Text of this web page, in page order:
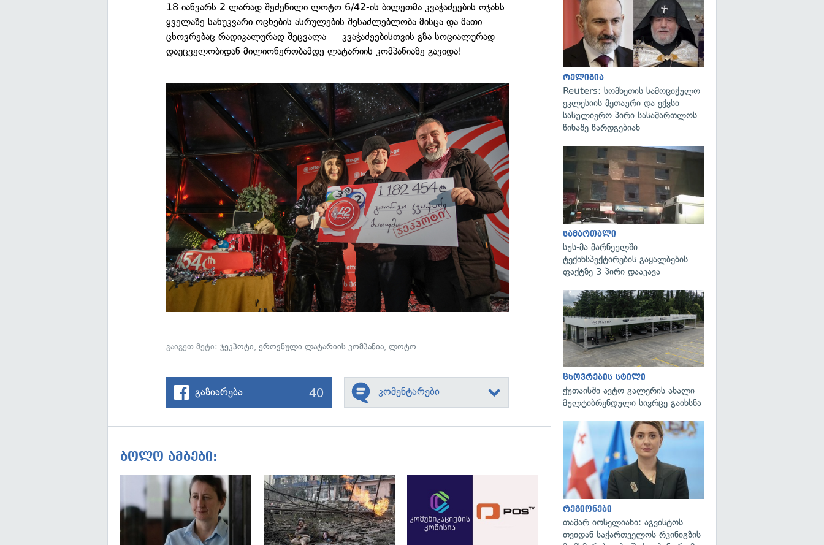
18 იანვარს 2 ლარად შეძენილი ლოტო 6/42-ის ბილეთმა კვაჭაძეების ოჯახს
ყველაზე სანუკვარი ოცნების ასრულების შესაძლებლობა მისცა და მათი
ცხოვრებაც რადიკალურად შეცვალა — კვაჭაძეებისთვის გზა სოციალურად
დაუცველობიდან მილიონერობამდე ლატარიის კომპანიაზე გავიდა!
გაიგეთ მეტი:ჯეკპოტი,ეროვნული ლატარიის კომპანია,ლოტო
გაზიარება 40 კომენტარები
ბოლო ამბები:
გადახედვა გადახედვა
რელიგია
Reuters: სომხეთის სამოციქულო
ეკლესიის მეთაური და ექვსი
სასულიერო პირი სასამართლოს
წინაშე წარდგებიან
სამართალი
სუს-მა მარნეულში
ტექინსპექტირების გაყალბების
ფაქტზე 3 პირი დააკავა
ცხოვრების სტილი
ქუთაისში ავტო გალერის ახალი
მულტიბრენდული სივრცე გაიხსნა
რეგიონები
თამარ იოსელიანი: აგვისტოს
თვიდან საქართველოს რკინიგზის